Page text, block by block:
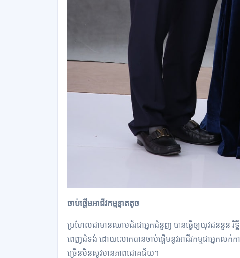
ចាប់ផ្តើម​អាជីវកម្ម​ខ្នាតតូច
ប្រហែល​ជាមាន​ឈាមជ័រ​ជា​អ្នកជំនួញ បានធ្វើ​ឲ្យ​យុវជន​នួន រិ​
ពេញជំទង់ ដោយ​លោក​បានចាប់ផ្តើម​នូវ​អាជីវកម្ម​ជា​អ្នកល
ច្រើន​មិនសូវមាន​ភាពជោគជ័យ។